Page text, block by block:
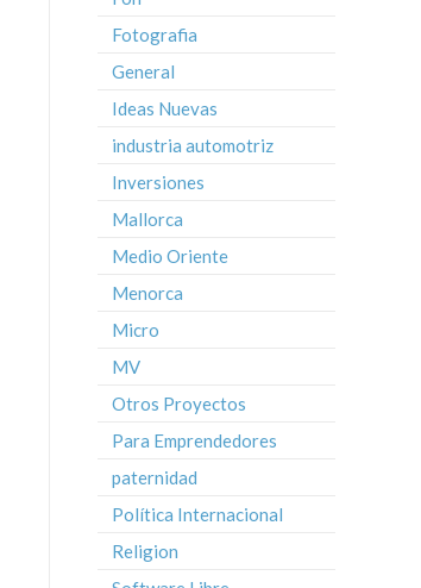
Fotografia
General
Ideas Nuevas
industria automotriz
Inversiones
Mallorca
Medio Oriente
Menorca
Micro
MV
Otros Proyectos
Para Emprendedores
paternidad
Política Internacional
Religion